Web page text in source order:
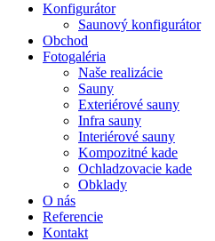
Konfigurátor
Saunový konfigurátor
Obchod
Fotogaléria
Naše realizácie
Sauny
Exteriérové sauny
Infra sauny
Interiérové sauny
Kompozitné kade
Ochladzovacie kade
Obklady
O nás
Referencie
Kontakt